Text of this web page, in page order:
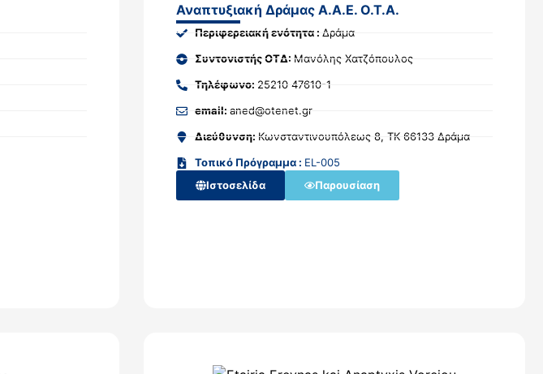
Αναπτυξιακή Δράμας Α.Α.Ε. Ο.Τ.Α.
Περιφερειακή ενότητα : Δράμα
Συντονιστής ΟΤΔ: Μανόλης Χατζόπουλος
Τηλέφωνο: 25210 47610-1
email: aned@otenet.gr
Διεύθυνση: Κωνσταντινουπόλεως 8, ΤΚ 66133 Δράμα
Τοπικό Πρόγραμμα : EL-005
Ιστοσελίδα
Παρουσίαση